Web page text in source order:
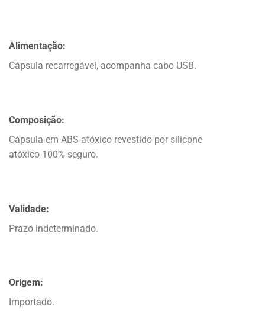
Alimentação:
Cápsula recarregável, acompanha cabo USB.
Composição:
Cápsula em ABS atóxico revestido por silicone
atóxico 100% seguro.
Validade:
Prazo indeterminado.
Origem:
Importado.